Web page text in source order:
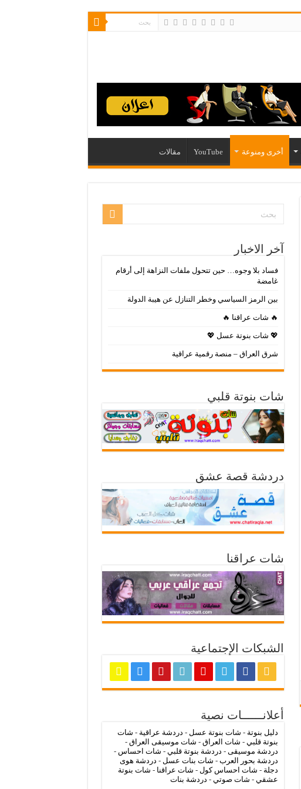
أخرى ومنوعة YouTube مقالات
آخر الاخبار
فساد بلا وجوه… حين تتحول ملفات النزاهة إلى أرقام
غامضة
بين الرمز السياسي وخطر التنازل عن هيبة الدولة
🔥 شات عراقنا 🔥
💖 شات بنوتة عسل 💖
شرق العراق – منصة رقمية عراقية
شات بنوتة قلبي
دردشة قصة عشق
شات عراقنا
الشبكات الإجتماعية
أعلانــــــات نصية
دليل بنوتة - شات بنوتة عسل - دردشة عراقية - شات
بنوتة قلبي - شات العراق- شات موسيقى العراق -
دردشة موسيقى - دردشة بنوتة قلبي - شات احساس -
دردشة بحور العرب - شات بنات عسل - دردشة هوى
دجلة - شات احساس كول - شات عراقنا - شات بنوتة
عشقي - شات صوتي - دردشة بنات